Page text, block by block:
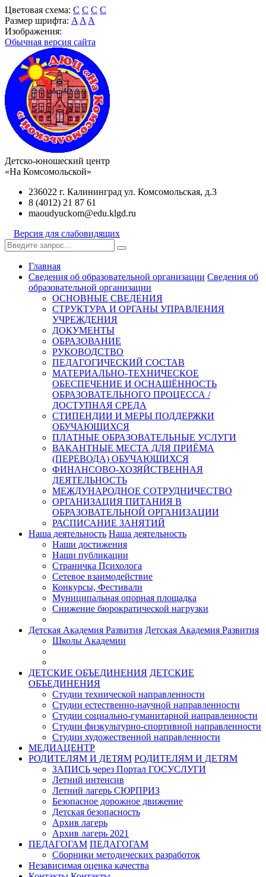
Цветовая схема: C C C C
Размер шрифта: A A A
Изображения:
Обычная версия сайта
Детско-юношеский центр
«На Комсомольской»
236022 г. Калининград ул. Комсомольская, д.3
8 (4012) 21 87 61
maoudyuckom@edu.klgd.ru
Версия для слабовидящих
Главная
Сведения об образовательной организации Сведения об
образовательной организации
ОСНОВНЫЕ СВЕДЕНИЯ
СТРУКТУРА И ОРГАНЫ УПРАВЛЕНИЯ
УЧРЕЖДЕНИЯ
ДОКУМЕНТЫ
ОБРАЗОВАНИЕ
РУКОВОДСТВО
ПЕДАГОГИЧЕСКИЙ СОСТАВ
МАТЕРИАЛЬНО-ТЕХНИЧЕСКОЕ
ОБЕСПЕЧЕНИЕ И ОСНАЩЁННОСТЬ
ОБРАЗОВАТЕЛЬНОГО ПРОЦЕССА /
ДОСТУПНАЯ СРЕДА
СТИПЕНДИИ И МЕРЫ ПОДДЕРЖКИ
ОБУЧАЮЩИХСЯ
ПЛАТНЫЕ ОБРАЗОВАТЕЛЬНЫЕ УСЛУГИ
ВАКАНТНЫЕ МЕСТА ДЛЯ ПРИЁМА
(ПЕРЕВОДА) ОБУЧАЮЩИХСЯ
ФИНАНСОВО-ХОЗЯЙСТВЕННАЯ
ДЕЯТЕЛЬНОСТЬ
МЕЖДУНАРОДНОЕ СОТРУДНИЧЕСТВО
ОРГАНИЗАЦИЯ ПИТАНИЯ В
ОБРАЗОВАТЕЛЬНОЙ ОРГАНИЗАЦИИ
РАСПИСАНИЕ ЗАНЯТИЙ
Наша деятельность Наша деятельность
Наши достижения
Наши публикации
Страничка Психолога
Сетевое взаимодействие
Конкурсы, Фестивали
Муниципальная опорная площадка
Снижение бюрократической нагрузки
Детская Академия Развития Детская Академия Развития
Школы Академии
ДЕТСКИЕ ОБЪЕДИНЕНИЯ ДЕТСКИЕ
ОБЪЕДИНЕНИЯ
Студии технической направленности
Студии естественно-научной направленности
Студии социально-гуманитарной направленности
Студии физкультурно-спортивной направленности
Студии художественной направленности
МЕДИАЦЕНТР
РОДИТЕЛЯМ И ДЕТЯМ РОДИТЕЛЯМ И ДЕТЯМ
ЗАПИСЬ через Портал ГОСУСЛУГИ
Летний интенсив
Летний лагерь СЮРПРИЗ
Безопасное дорожное движение
Детская безопасность
Архив лагерь
Архив лагерь 2021
ПЕДАГОГАМ ПЕДАГОГАМ
Сборники методических разработок
Независимая оценка качества